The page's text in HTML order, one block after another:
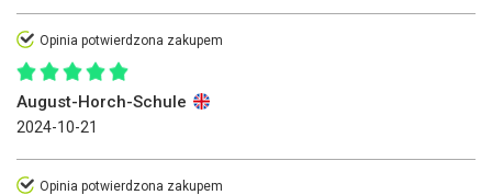
Opinia potwierdzona zakupem
August-Horch-Schule
2024-10-21
Opinia potwierdzona zakupem